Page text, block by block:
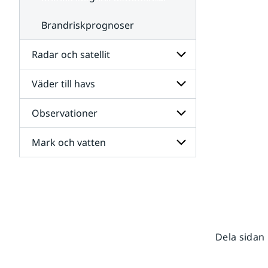
Brandriskprognoser
Radar och satellit
Undersidor
för
Radar
och
satellit
Väder till havs
Undersidor
för
Väder
till
havs
Observationer
Undersidor
för
Mark och vatten
Dela sidan